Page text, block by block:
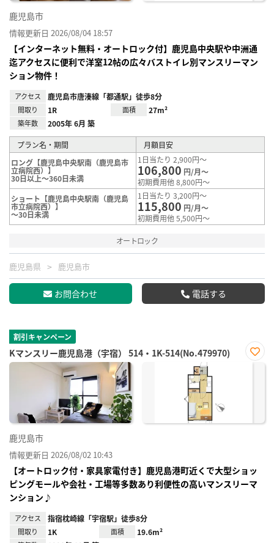
鹿児島市
情報更新日 2026/08/04 18:57
【インターネット無料・オートロック付】鹿児島中央駅や中洲通
迄アクセスに便利で洋室12帖の広々バストイレ別マンスリーマン
ション物件！
アクセス 鹿児島市唐湊線「都通駅」徒歩8分
間取り 1R 面積 27m²
築年数 2005年 6月 築
プラン名・期間
月額目安
ロング【鹿児島中央駅南（鹿児島市
立病院西）】
30日以上～360日未満
1日当たり 2,900円～
106,800 円/月～
初期費用他 8,800円～
ショート【鹿児島中央駅南（鹿児島
市立病院西）】
～30日未満
1日当たり 3,200円～
115,800 円/月～
初期費用他 5,500円～
オートロック
鹿児島県 鹿児島市
お問合わせ 電話する
割引キャンペーン
Kマンスリー鹿児島港（宇宿） 514・1K-514(No.479970)
お気
鹿児島市
情報更新日 2026/08/02 10:43
【オートロック付・家具家電付き】鹿児島港町近くで大型ショッ
ピングモールや会社・工場等多数あり利便性の高いマンスリーマ
ンション♪
アクセス 指宿枕崎線「宇宿駅」徒歩8分
間取り 1K 面積 19.6m²